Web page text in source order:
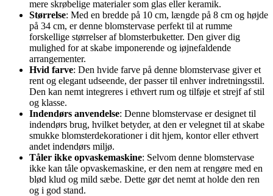
mere skrøbelige materialer som glas eller keramik.
Størrelse: Med en bredde på 10 cm, længde på 8 cm og højde
på 34 cm, er denne blomstervase perfekt til at rumme
forskellige størrelser af blomsterbuketter. Den giver dig
mulighed for at skabe imponerende og iøjnefaldende
arrangementer.
Hvid farve: Den hvide farve på denne blomstervase giver et
rent og elegant udseende, der passer til enhver indretningsstil.
Den kan nemt integreres i ethvert rum og tilføje et strejf af stil
og klasse.
Indendørs anvendelse: Denne blomstervase er designet til
indendørs brug, hvilket betyder, at den er velegnet til at skabe
smukke blomsterdekorationer i dit hjem, kontor eller ethvert
andet indendørs miljø.
Tåler ikke opvaskemaskine: Selvom denne blomstervase
ikke kan tåle opvaskemaskine, er den nem at rengøre med en
blød klud og mild sæbe. Dette gør det nemt at holde den ren
og i god stand.